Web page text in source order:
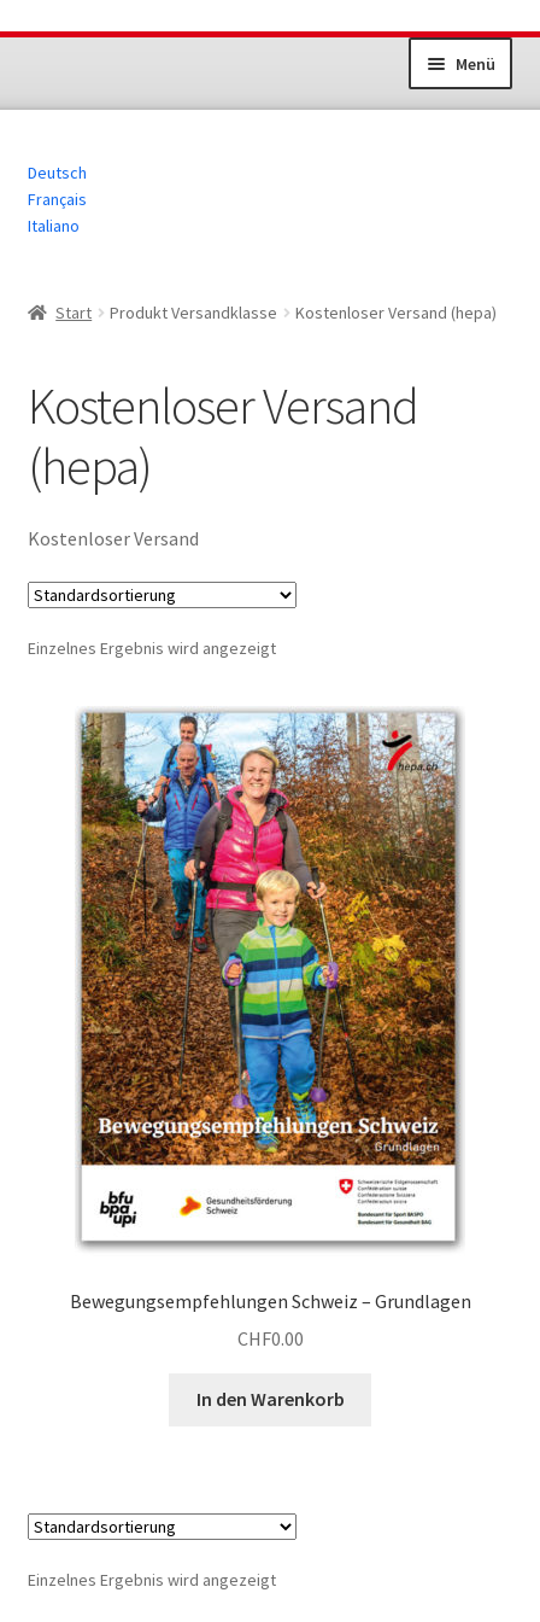
Zur
springen
Zum
springen
Menü
Jugend+Sport
Übrige Produkte
Deutsch
Français
Italiano
Start Produkt Versandklasse Kostenloser Versand (hepa)
Kostenloser Versand
(hepa)
Kostenloser Versand
Einzelnes Ergebnis wird angezeigt
Bewegungsempfehlungen Schweiz – Grundlagen
CHF0.00
In den Warenkorb
Einzelnes Ergebnis wird angezeigt